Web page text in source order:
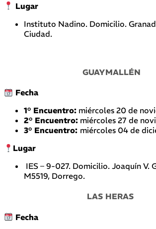
Lugar
Instituto Nadino. Domicilio.
Ciudad.
GUAYMALLÉN
Fecha
1° Encuentro: miércoles 20 de
2° Encuentro: miércoles 27 de
3° Encuentro: miércoles 04 de
Lugar
IES – 9-027. Domicilio. Joaquín V.
M5519, Dorrego.
LAS HERAS
Fecha